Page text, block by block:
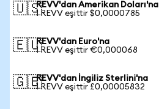
🇺🇸REVV'dan Amerikan Doları'na
1 REVV eşittir $0,0000785
🇪🇺REVV'dan Euro'na
1 REVV eşittir €0,000068
🇬🇧REVV'dan İngiliz Sterlini'na
1 REVV eşittir £0,00005832